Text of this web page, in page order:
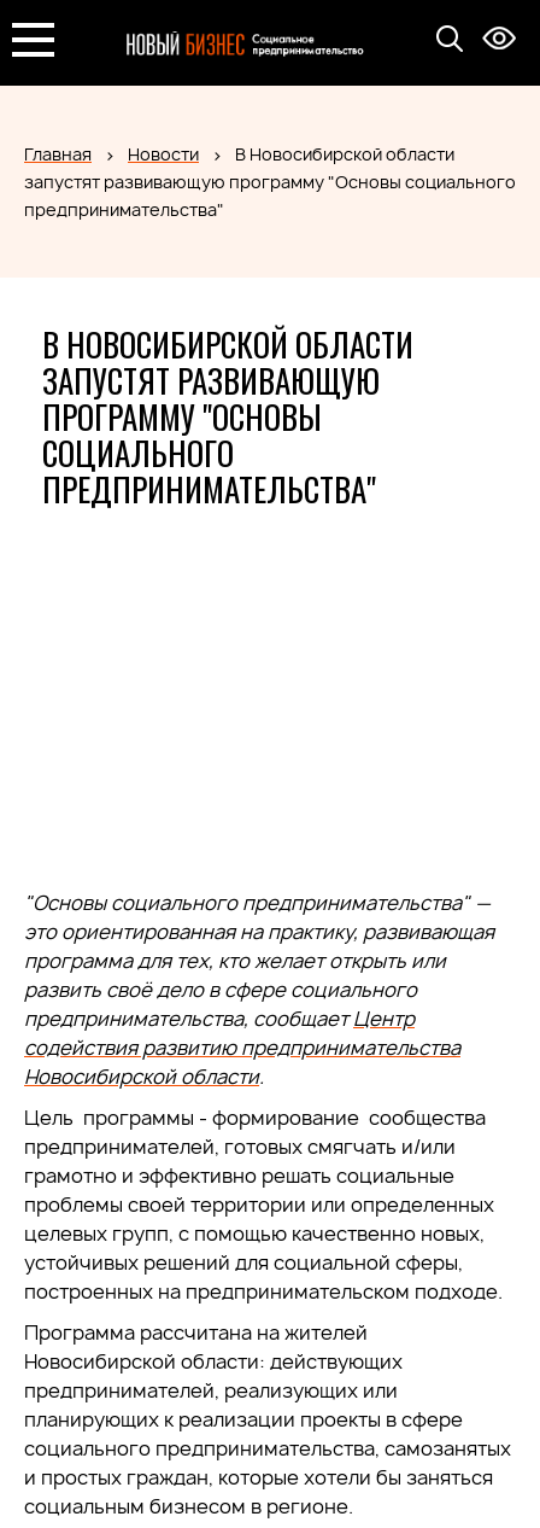
Главная Новости
В Новосибирской области
запустят развивающую программу "Основы социального
предпринимательства"
В НОВОСИБИРСКОЙ ОБЛАСТИ
ЗАПУСТЯТ РАЗВИВАЮЩУЮ
ПРОГРАММУ "ОСНОВЫ
СОЦИАЛЬНОГО
ПРЕДПРИНИМАТЕЛЬСТВА"
"Основы социального предпринимательства" —
это ориентированная на практику, развивающая
программа для тех, кто желает открыть или
развить своё дело в сфере социального
предпринимательства, сообщаетЦентр
содействия развитию предпринимательства
Новосибирской области.
Цель программы - формирование сообщества
предпринимателей, готовых смягчать и/или
грамотно и эффективно решать социальные
проблемы своей территории или определенных
целевых групп, с помощью качественно новых,
устойчивых решений для социальной сферы,
построенных на предпринимательском подходе.
Программа рассчитана на жителей
Новосибирской области: действующих
предпринимателей, реализующих или
планирующих к реализации проекты в сфере
социального предпринимательства, самозанятых
и простых граждан, которые хотели бы заняться
социальным бизнесом в регионе.